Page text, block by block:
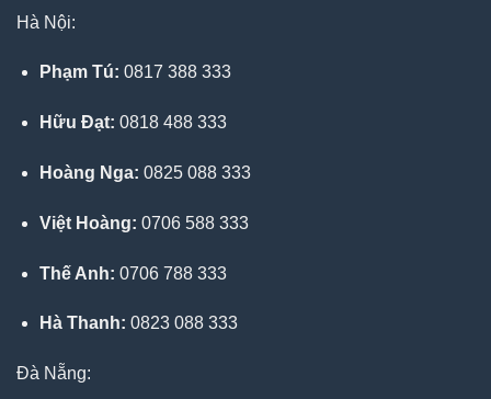
Hà Nội:
Phạm Tú: 0817 388 333
Hữu Đạt: 0818 488 333
Hoàng Nga: 0825 088 333
Việt Hoàng: 0706 588 333
Thế Anh: 0706 788 333
Hà Thanh: 0823 088 333
Đà Nẵng: